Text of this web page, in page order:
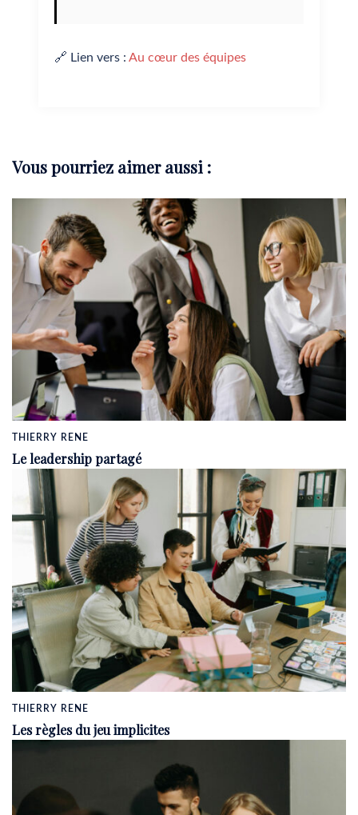
🔗 Lien vers :Au cœur des équipes
Vous pourriez aimer aussi :
THIERRY RENE
Le leadership partagé
THIERRY RENE
Les règles du jeu implicites